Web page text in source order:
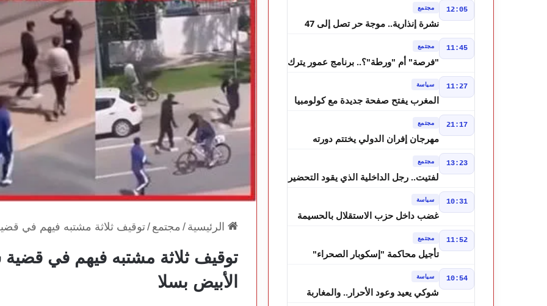
الرئيسية / مجتمع /توقيف ثلاثة مشتبه فيهم في
توقيف ثلاثة مشتبه فيهم في قضية
الأبيض بسلا
12:05 مجتمع
نشرة إنذارية.. موجة حر تصل إلى 47
بالمغرب
11:45 مجتمع
"فرصة" أم "ورطة"؟.. برنامج عمور يترك
11:27 سياسة
المغرب يفتح صفحة جديدة مع كولومبيا
21:17 مجتمع
مهرجان إفران الدولي يختتم دورته
تخطف الأضواء
13:23 مجتمع
لفتيت.. رجل الداخلية الذي يقود التحضير
10:31 سياسة
غضب داخل حزب الاستقلال بالحسيمة
الانتخابات التشريعية
11:52 مجتمع
تأجيل محاكمة "إسكوبار الصحراء"
حالة سراح
10:54 سياسة
شوكي يعيد وعود الأحرار.. والمغاربة